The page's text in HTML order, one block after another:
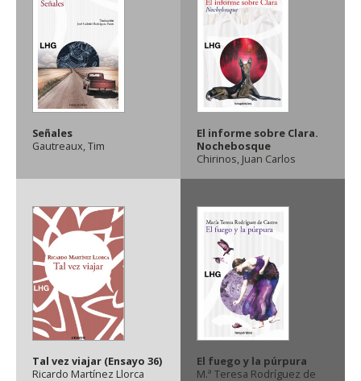
Señales
Gautreaux, Tim
El informe sobre Clara.
Nochebosque
Chirinos, Juan Carlos
Tal vez viajar (Ensayo 36)
Ricardo Martínez Llorca
El fuego y la púrpura
M.ª Teresa Rodríguez de